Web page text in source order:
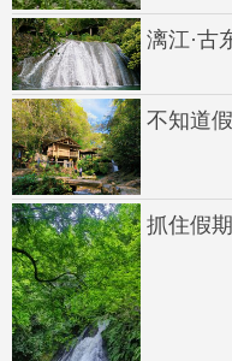
漓江·古
不知道
抓住假